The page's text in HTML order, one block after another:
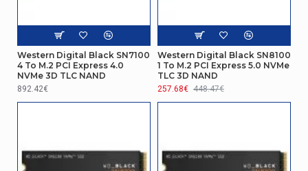
Western Digital Black SN7100
4 To M.2 PCI Express 4.0
NVMe 3D TLC NAND
892.42€
Western Digital Black SN8100
1 To M.2 PCI Express 5.0 NVMe
TLC 3D NAND
257.68€ 448.47€